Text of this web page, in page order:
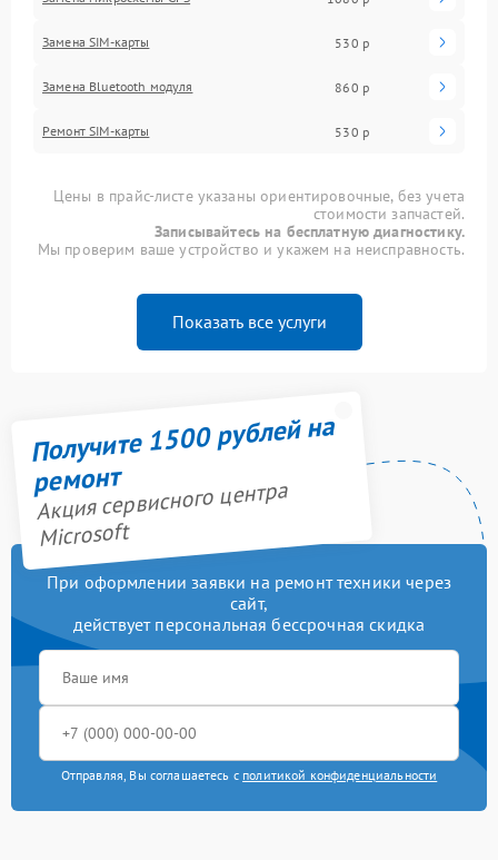
Замена SIM-карты 530 р
Замена Bluetooth модуля 860 р
Ремонт SIM-карты 530 р
Цены в прайс-листе указаны ориентировочные, без учета
стоимости запчастей.
Записывайтесь на бесплатную диагностику.
Мы проверим ваше устройство и укажем на неисправность.
Показать все услуги
Получите 1500 рублей на
ремонт
Акция сервисного центра
Microsoft
При оформлении заявки на ремонт техники через
сайт,
действует персональная бессрочная скидка
Отправляя, Вы соглашаетесь с политикой конфиденциальности